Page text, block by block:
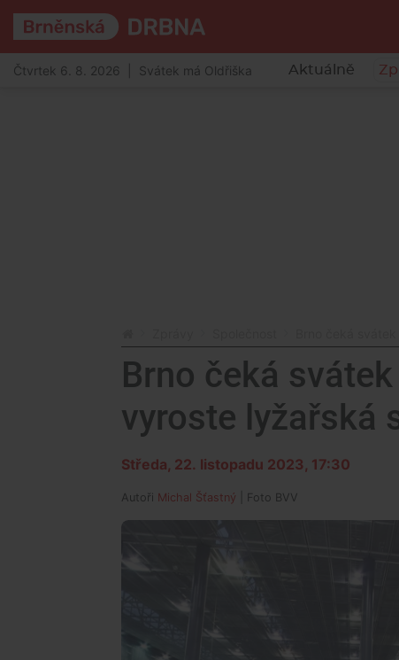
Čtvrtek 6. 8. 2026 | Svátek má Oldřiška Aktuálně
Brno čeká
vyroste lyžařská
Středa, 22. listopadu 2023, 17:30
Autoři Michal Šťastný | Foto BVV